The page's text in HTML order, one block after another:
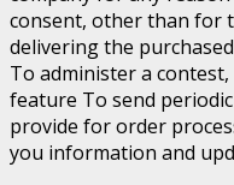
consent, other than for
delivering the
To administer a
feature To send
provide for order
you information and